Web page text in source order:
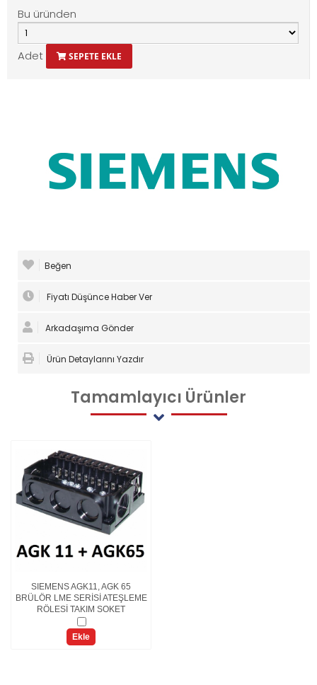
Bu üründen
Adet SEPETE EKLE
Beğen
Fiyatı Düşünce Haber Ver
Arkadaşıma Gönder
Ürün Detaylarını Yazdır
Tamamlayıcı Ürünler
SIEMENS AGK11, AGK 65
BRÜLÖR LME SERİSİ ATEŞLEME
RÖLESİ TAKIM SOKET
Ekle